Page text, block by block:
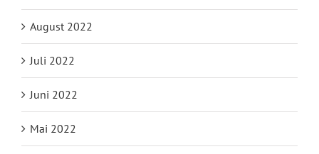
August 2022
Juli 2022
Juni 2022
Mai 2022